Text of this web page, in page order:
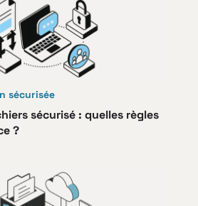
sécurisée
sécurisé : quelles règles
?